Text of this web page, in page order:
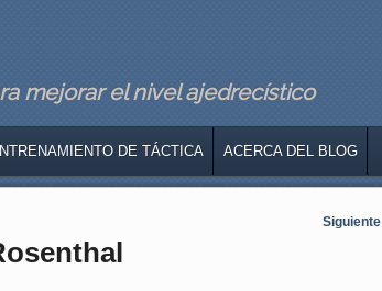
mejorar el nivel ajedrecístico
DE TÁCTICA ACERCA DEL BLOG
Siguiente